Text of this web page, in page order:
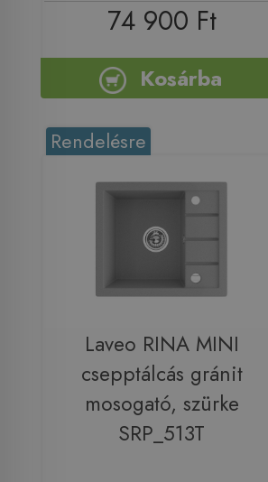
74 900 Ft
Kosárba
Rendelésre
Laveo RINA MINI
csepptálcás gránit
mosogató, szürke
SRP_513T